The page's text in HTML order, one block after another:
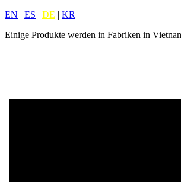
EN | ES | DE | KR
Einige Produkte werden in Fabriken in